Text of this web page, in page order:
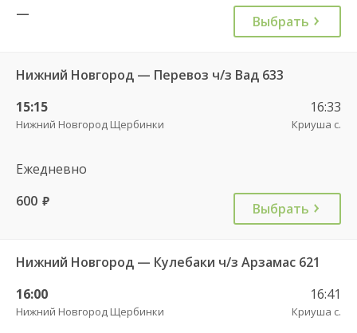
—
Выбрать
Нижний Новгород — Перевоз ч/з Вад 633
15:15
Нижний Новгород Щербинки
16:33
Криуша с.
Ежедневно
600 руб. Выбрать
Нижний Новгород — Кулебаки ч/з Арзамас 621
16:00
Нижний Новгород Щербинки
16:41
Криуша с.